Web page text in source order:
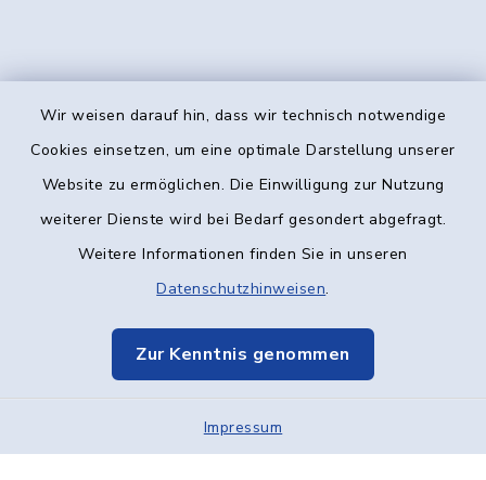
Wir weisen darauf hin, dass wir technisch notwendige
Cookies einsetzen, um eine optimale Darstellung unserer
Website zu ermöglichen. Die Einwilligung zur Nutzung
weiterer Dienste wird bei Bedarf gesondert abgefragt.
Weitere Informationen finden Sie in unseren
Datenschutzhinweisen.
Zur Kenntnis genommen
Impressum
Kontakt
Datenschutz
Elektronische Kommunikation
Sitemap